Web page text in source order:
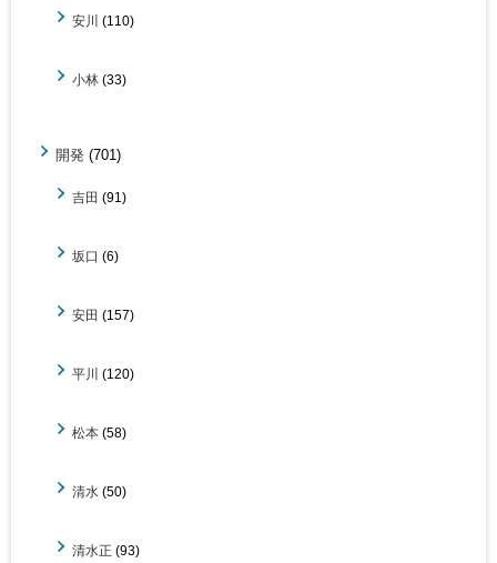
安川 (110)
小林 (33)
開発 (701)
吉田 (91)
坂口 (6)
安田 (157)
平川 (120)
松本 (58)
清水 (50)
清水正 (93)